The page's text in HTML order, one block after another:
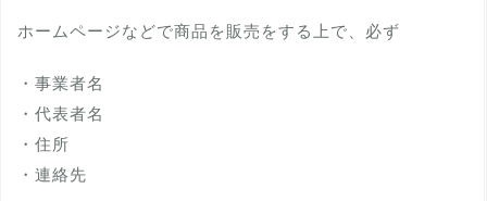
ホームページなどで商品を販売をする上で、必ず
・事業者名
・代表者名
・住所
・連絡先